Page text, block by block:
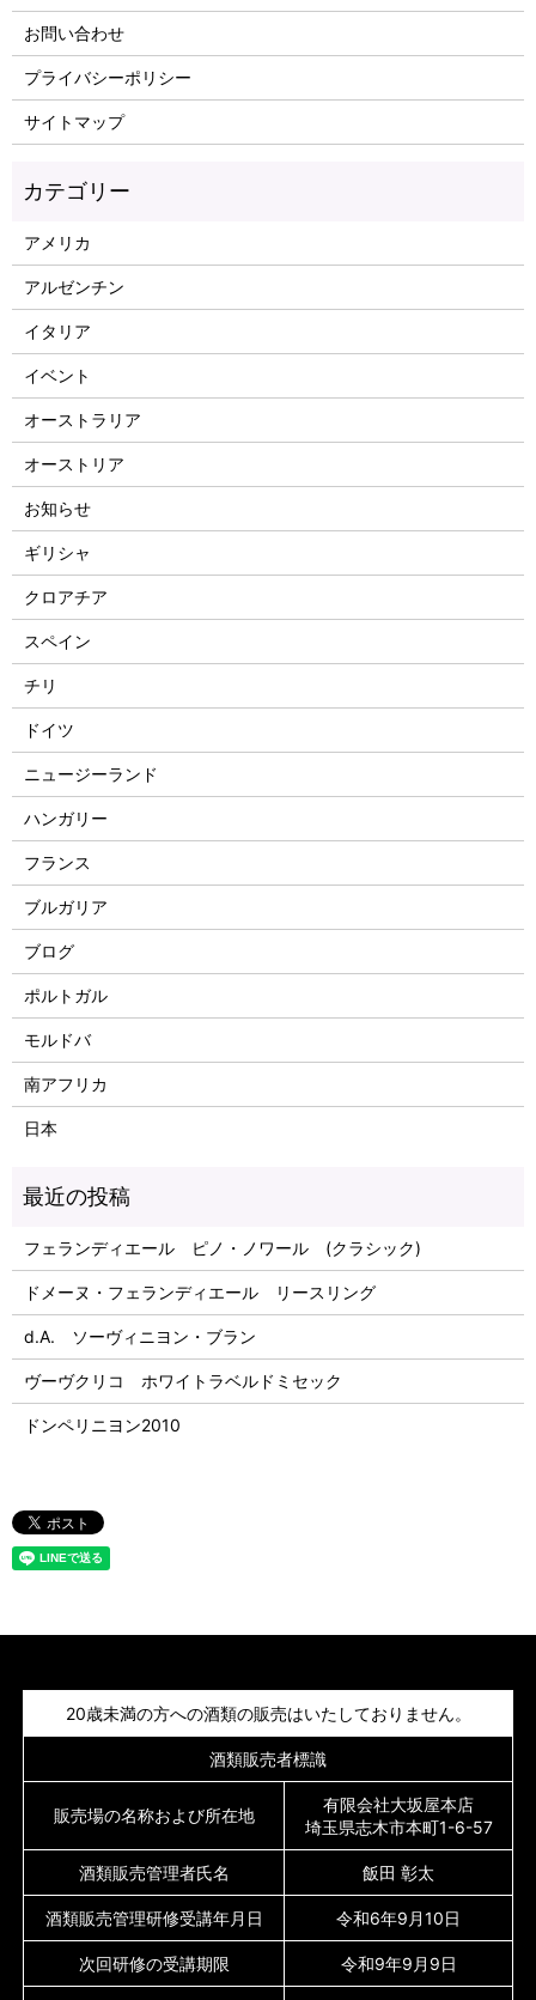
お問い合わせ
プライバシーポリシー
サイトマップ
アメリカ
アルゼンチン
イタリア
イベント
オーストラリア
オーストリア
お知らせ
ギリシャ
クロアチア
スペイン
チリ
ドイツ
ニュージーランド
ハンガリー
フランス
ブルガリア
ブログ
ポルトガル
モルドバ
南アフリカ
日本
フェランディエール ピノ・ノワール (クラシック)
ドメーヌ・フェランディエール リースリング
d.A. ソーヴィニヨン・ブラン
ヴーヴクリコ ホワイトラベルドミセック
ドンペリニヨン2010
20歳未満の方への酒類の販売はいたしておりません。
酒類販売者標識
販売場の名称および所在地
有限会社大坂屋本店
埼玉県志木市本町1-6-57
酒類販売管理者氏名 飯田 彰太
酒類販売管理研修受講年月日 令和6年9月10日
次回研修の受講期限 令和9年9月9日